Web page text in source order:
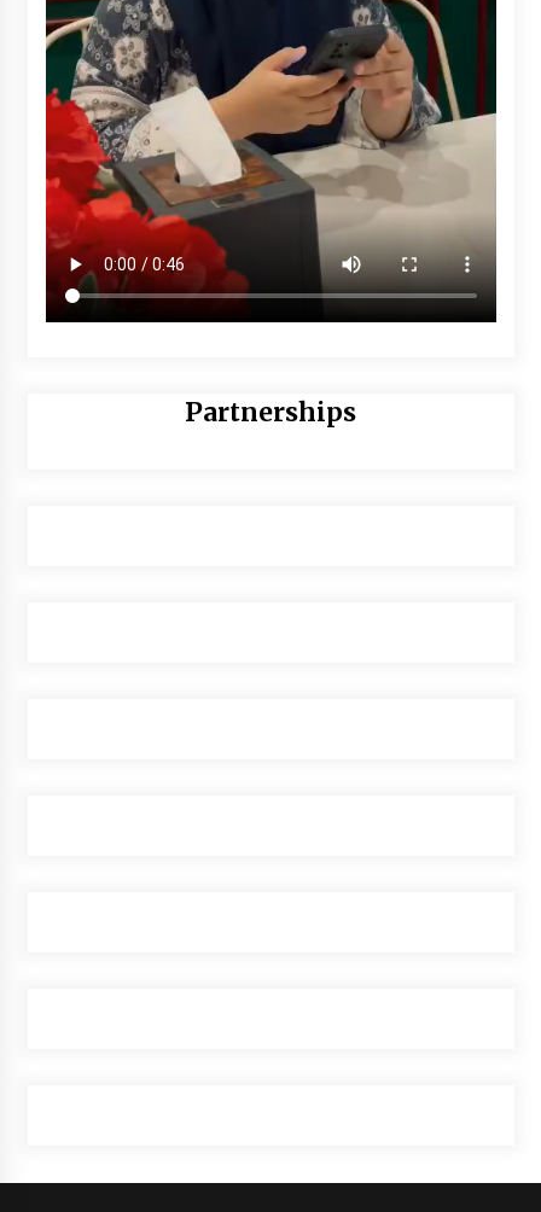
Partnerships